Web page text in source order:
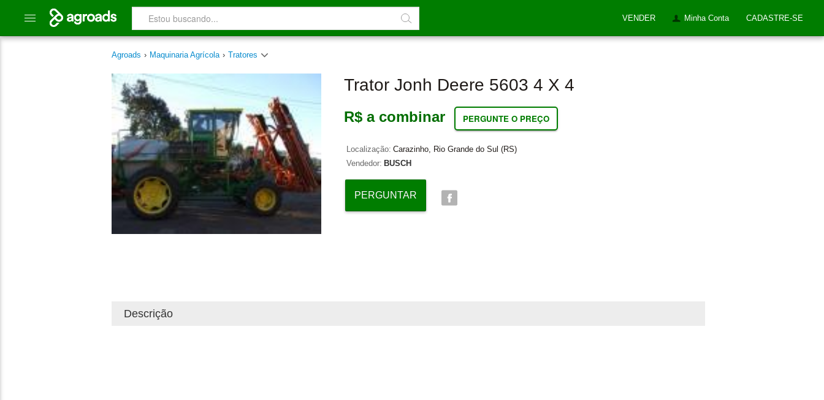
VENDER Minha Conta CADASTRE-SE
Agroads › Maquinaria Agrícola › Tratores
Trator Jonh Deere 5603 4 X 4
R$ a combinar PERGUNTE O PREÇO
Localização: Carazinho, Rio Grande do Sul (RS)
Vendedor: BUSCH
PERGUNTAR
Descrição